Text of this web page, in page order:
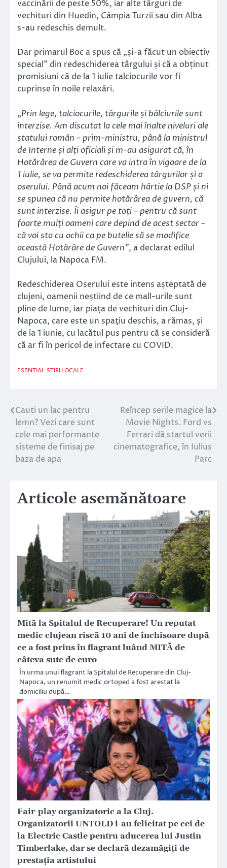
vaccinării de peste 50%, iar alte târguri de
vechituri din Huedin, Câmpia Turzii sau din Alba
s-au redeschis demult.
Dar primarul Boc a spus că „și-a făcut un obiectiv
special” din redeschiderea târgului și că a obținut
promisiuni că de la 1 iulie talciocurile vor fi
cuprinse în noile relaxări.
„Prin lege, talciocurile, târgurile și bâlciurile sunt
interzise. Am discutat la cele mai înalte niveluri ale
statului român – prim-ministru, până la ministrul
de Interne și alți oficiali și m-au asigurat că, în
Hotărârea de Guvern care va intra în vigoare de la
1 iulie, se va permite redeschiderea târgurilor și a
oserului. Până acum noi făceam hârtie la DSP și ni
se spunea că nu permite hotărârea de guvern, că
sunt interzise. Îi asigur pe toți – pentru că sunt
foarte mulți oameni care depind de acest sector –
că voi sta cu ochii ca pe butelie să se modifice
această Hotărâre de Guvern”, a declarat edilul
Clujului, la Napoca FM.
Redeschiderea Oserului este intens așteptată de
clujeni, oamenii neștiind de ce mall-urile sunt
pline de lume, iar piața de vechituri din Cluj-
Napoca, care este un spaţiu deschis, a rămas, și
de la 1 iunie, cu lacătul pus pentru că se consideră
că ar fi în pericol de infectare cu COVID.
ESENTIAL STIRI LOCALE
Navigare
în
articole
Cauti un lac pentru
lemn? Vezi care sunt
cele mai performante
sisteme de finisaj pe
baza de apa
Reîncep serile magice la
Movie Nights. Ford vs
Ferrari dă startul verii
cinematografice, în Iulius
Parc
Articole asemănătoare
Mită la Spitalul de Recuperare! Un reputat
medic clujean riscă 10 ani de închisoare după
ce a fost prins în flagrant luând MITĂ de
câteva sute de euro
În urma unui flagrant la Spitalul de Recuperare din Cluj-
Napoca, un renumit medic ortoped a fost arestat la
domiciliu după…
Fair-play organizatoric a la Cluj.
Organizatorii UNTOLD i-au felicitat pe cei de
la Electric Castle pentru aducerea lui Justin
Timberlake, dar se declară dezamăgiți de
prestația artistului